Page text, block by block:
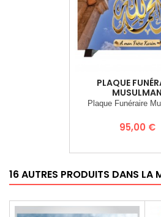
PLAQUE
MUSULMAN
Plaque Funéraire
Prix
95,00 €
16 AUTRES PRODUITS DANS LA